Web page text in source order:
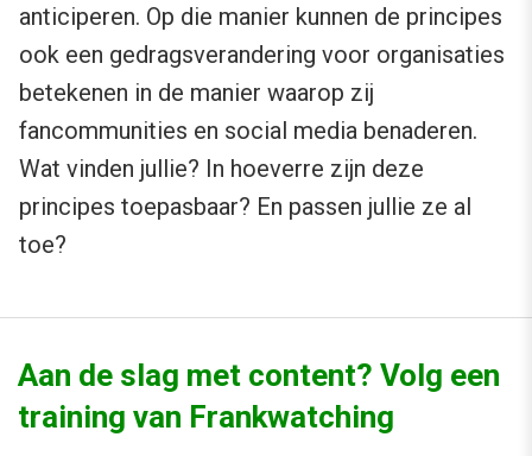
anticiperen. Op die manier kunnen de principes
ook een gedragsverandering voor organisaties
betekenen in de manier waarop zij
fancommunities en social media benaderen.
Wat vinden jullie? In hoeverre zijn deze
principes toepasbaar? En passen jullie ze al
toe?
Aan de slag met content? Volg een
training van Frankwatching